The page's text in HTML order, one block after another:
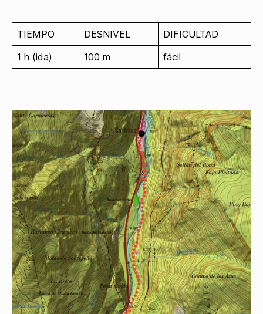
TIEMPO DESNIVEL
DIFICULTAD
1 h (ida)
100 m fácil